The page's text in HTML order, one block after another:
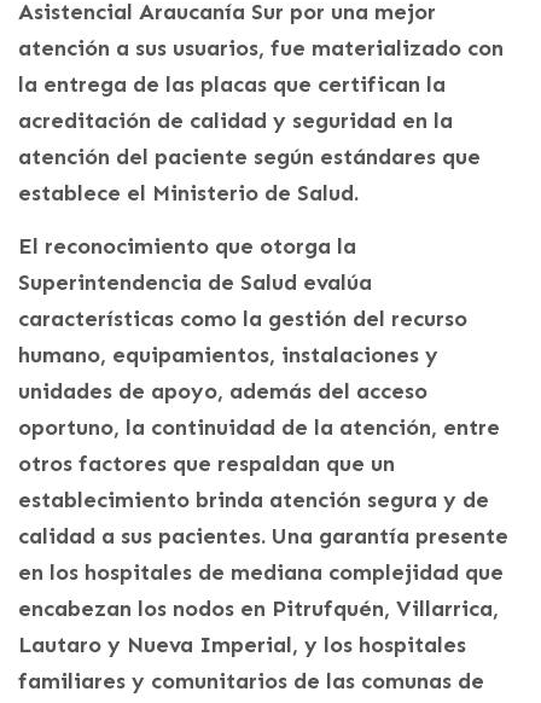
Asistencial Araucanía Sur por una mejor
atención a sus usuarios, fue materializado con
la entrega de las placas que certifican la
acreditación de calidad y seguridad en la
atención del paciente según estándares que
establece el Ministerio de Salud.
El reconocimiento que otorga la
Superintendencia de Salud evalúa
características como la gestión del recurso
humano, equipamientos, instalaciones y
unidades de apoyo, además del acceso
oportuno, la continuidad de la atención, entre
otros factores que respaldan que un
establecimiento brinda atención segura y de
calidad a sus pacientes. Una garantía presente
en los hospitales de mediana complejidad que
encabezan los nodos en Pitrufquén, Villarrica,
Lautaro y Nueva Imperial, y los hospitales
familiares y comunitarios de las comunas de